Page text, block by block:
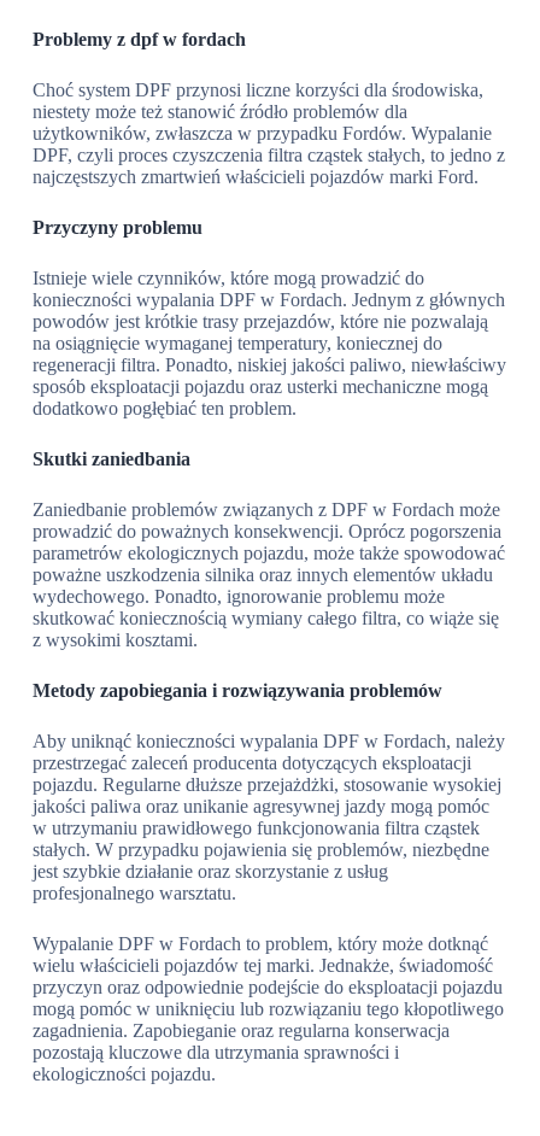
Problemy z dpf w fordach
Choć system DPF przynosi liczne korzyści dla środowiska,
niestety może też stanowić źródło problemów dla
użytkowników, zwłaszcza w przypadku Fordów. Wypalanie
DPF, czyli proces czyszczenia filtra cząstek stałych, to jedno z
najczęstszych zmartwień właścicieli pojazdów marki Ford.
Przyczyny problemu
Istnieje wiele czynników, które mogą prowadzić do
konieczności wypalania DPF w Fordach. Jednym z głównych
powodów jest krótkie trasy przejazdów, które nie pozwalają
na osiągnięcie wymaganej temperatury, koniecznej do
regeneracji filtra. Ponadto, niskiej jakości paliwo, niewłaściwy
sposób eksploatacji pojazdu oraz usterki mechaniczne mogą
dodatkowo pogłębiać ten problem.
Skutki zaniedbania
Zaniedbanie problemów związanych z DPF w Fordach może
prowadzić do poważnych konsekwencji. Oprócz pogorszenia
parametrów ekologicznych pojazdu, może także spowodować
poważne uszkodzenia silnika oraz innych elementów układu
wydechowego. Ponadto, ignorowanie problemu może
skutkować koniecznością wymiany całego filtra, co wiąże się
z wysokimi kosztami.
Metody zapobiegania i rozwiązywania problemów
Aby uniknąć konieczności wypalania DPF w Fordach, należy
przestrzegać zaleceń producenta dotyczących eksploatacji
pojazdu. Regularne dłuższe przejażdżki, stosowanie wysokiej
jakości paliwa oraz unikanie agresywnej jazdy mogą pomóc
w utrzymaniu prawidłowego funkcjonowania filtra cząstek
stałych. W przypadku pojawienia się problemów, niezbędne
jest szybkie działanie oraz skorzystanie z usług
profesjonalnego warsztatu.
Wypalanie DPF w Fordach to problem, który może dotknąć
wielu właścicieli pojazdów tej marki. Jednakże, świadomość
przyczyn oraz odpowiednie podejście do eksploatacji pojazdu
mogą pomóc w uniknięciu lub rozwiązaniu tego kłopotliwego
zagadnienia. Zapobieganie oraz regularna konserwacja
pozostają kluczowe dla utrzymania sprawności i
ekologiczności pojazdu.